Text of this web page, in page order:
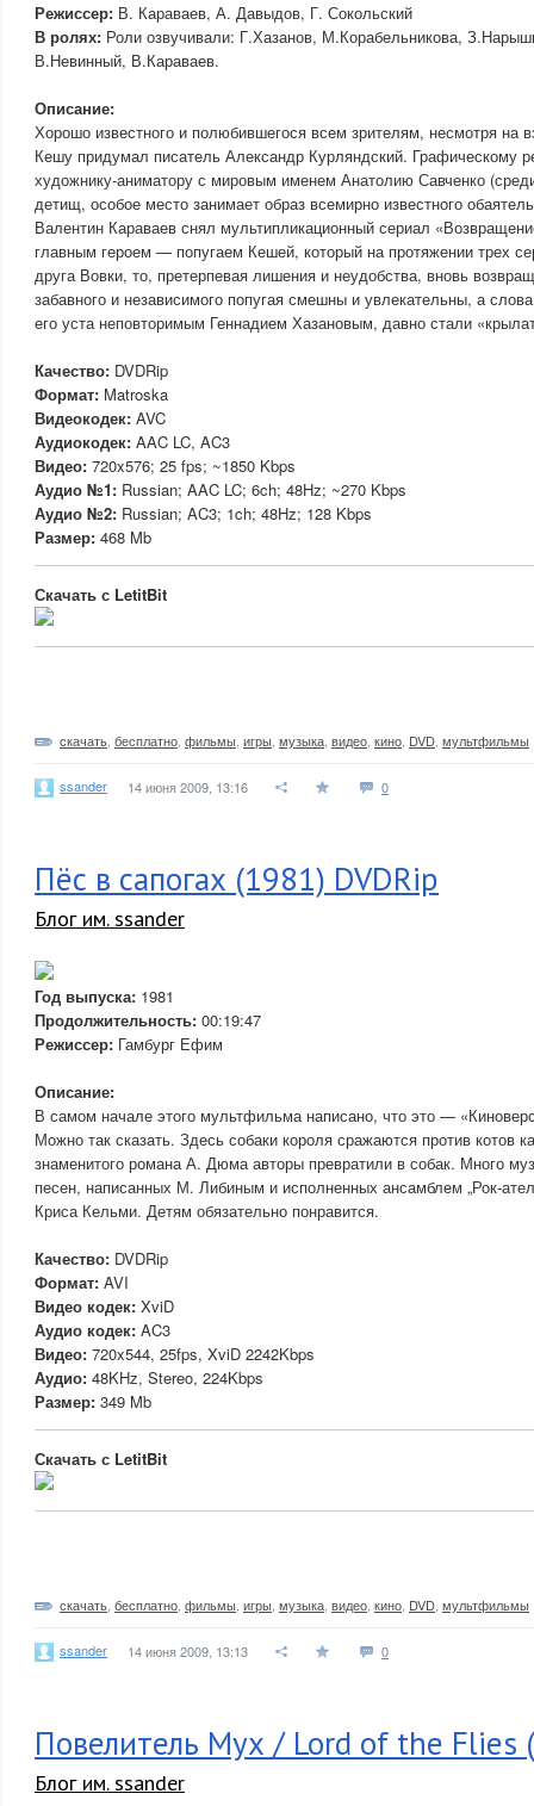
Режиссер: В. Караваев, А. Давыдов, Г. Сокольский
В ролях: Роли озвучивали: Г.Хазанов, М.Корабельникова,
В.Невинный, В.Караваев.
Описание:
Хорошо известного и полюбившегося всем зрителям, несмотря на
Кешу придумал писатель Александр Курляндский. Графическому
художнику-аниматору с мировым именем Анатолию Савченко
детищ, особое место занимает образ всемирно известного
Валентин Караваев снял мультипликационный сериал
главным героем — попугаем Кешей, который на протяжении трех
друга Вовки, то, претерпевая лишения и неудобства, вновь
забавного и независимого попугая смешны и увлекательны, а
его уста неповторимым Геннадием Хазановым, давно стали
Качество: DVDRip
Формат: Matroska
Видеокодек: AVC
Аудиокодек: AAC LC, AC3
Видео: 720x576; 25 fps; ~1850 Kbps
Аудио №1: Russian; AAC LC; 6ch; 48Hz; ~270 Kbps
Аудио №2: Russian; AC3; 1ch; 48Hz; 128 Kbps
Размер: 468 Mb
Скачать с LetitBit
скачать бесплатно фильмы игры музыка видео кино DVD мультфильмы
ssander 14 июня 2009, 13:16 0
Пёс в сапогах (1981) DVDRip
Блог им. ssander
Год выпуска: 1981
Продолжительность: 00:19:47
Режиссер: Гамбург Ефим
Описание:
В самом начале этого мультфильма написано, что это —
Можно так сказать. Здесь собаки короля сражаются против котов
знаменитого романа А. Дюма авторы превратили в собак. Много
песен, написанных М. Либиным и исполненных ансамблем „Рок-
Криса Кельми. Детям обязательно понравится.
Качество: DVDRip
Формат: AVI
Видео кодек: XviD
Аудио кодек: AC3
Видео: 720x544, 25fps, XviD 2242Kbps
Аудио: 48KHz, Stereo, 224Kbps
Размер: 349 Mb
Скачать с LetitBit
скачать бесплатно фильмы игры музыка видео кино DVD мультфильмы
ssander 14 июня 2009, 13:13 0
Повелитель Мух / Lord of the Flies
Блог им. ssander